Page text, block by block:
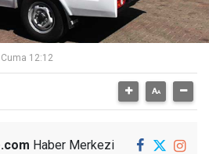
12:12
Haber Merkezi